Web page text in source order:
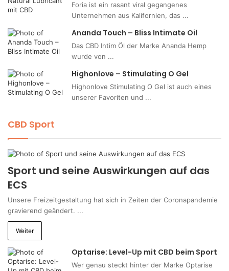
Foria ist ein rasant viral gegangenes
Unternehmen aus Kalifornien, das ...
Ananda Touch – Bliss Intimate Oil
Das CBD Intim Öl der Marke Ananda Hemp
wurde von ...
Highonlove – Stimulating O Gel
Highonlove Stimulating O Gel ist auch eines
unserer Favoriten und ...
CBD Sport
Sport und seine Auswirkungen auf das
ECS
Unsere Freizeitgestaltung hat sich in Zeiten der Coronapandemie
gravierend geändert. ...
Weiter
Optarise: Level-Up mit CBD beim Sport
Wer genau steckt hinter der Marke Optarise